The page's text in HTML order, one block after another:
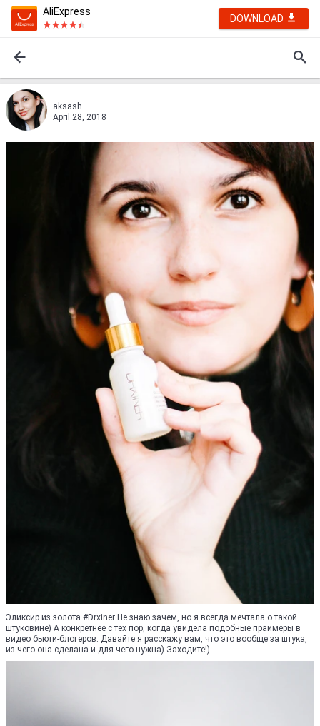
AliExpress
DOWNLOAD
aksash
April 28, 2018
Эликсир из золота #Drxiner Не знаю зачем, но я всегда мечтала о такой
штуковине) А конкретнее с тех пор, когда увидела подобные праймеры в
видео бьюти-блогеров. Давайте я расскажу вам, что это вообще за штука,
из чего она сделана и для чего нужна) Заходите!)